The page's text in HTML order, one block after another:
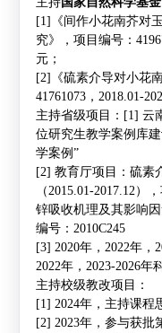
[1] 《间作小花南芥对
究》，项目编号：
元；
[2] 《硫素介导对小花
41761073， 2018.01-
主持省级项目： [1] 云
位研究生教学案例库建
学案例 ”
[2] 教育厅项目：硫素
（ 2015.01-2017.12 ）
锌吸收机理及其影响
编号： 2010C245
[3] 2020年， 2022年，
2022年， 2023-2026年
主持校级教改项目：
[1] 2024年， 主持课程
[2] 2023年，参与获批